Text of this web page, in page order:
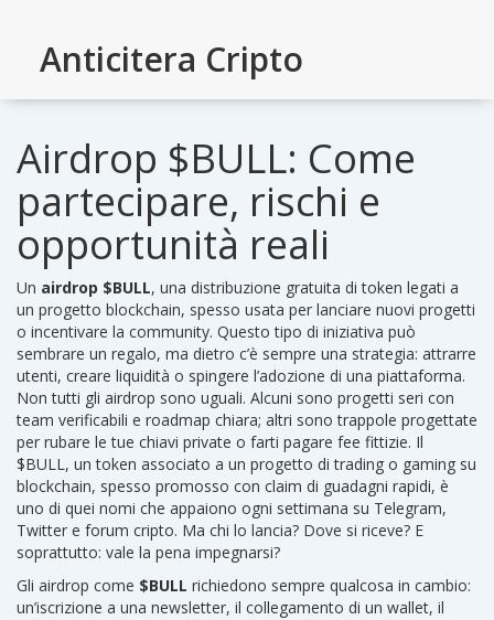
Anticitera Cripto
Airdrop $BULL: Come
partecipare, rischi e
opportunità reali
Un airdrop $BULL, una distribuzione gratuita di token legati a
un progetto blockchain, spesso usata per lanciare nuovi progetti
o incentivare la community. Questo tipo di iniziativa può
sembrare un regalo, ma dietro c’è sempre una strategia: attrarre
utenti, creare liquidità o spingere l’adozione di una piattaforma.
Non tutti gli airdrop sono uguali. Alcuni sono progetti seri con
team verificabili e roadmap chiara; altri sono trappole progettate
per rubare le tue chiavi private o farti pagare fee fittizie. Il
$BULL, un token associato a un progetto di trading o gaming su
blockchain, spesso promosso con claim di guadagni rapidi, è
uno di quei nomi che appaiono ogni settimana su Telegram,
Twitter e forum cripto. Ma chi lo lancia? Dove si riceve? E
soprattutto: vale la pena impegnarsi?
Gli airdrop come $BULL richiedono sempre qualcosa in cambio:
un’iscrizione a una newsletter, il collegamento di un wallet, il